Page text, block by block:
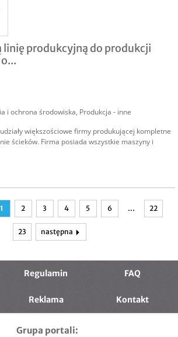
linię produkcyjną do produkcji
i ochrona środowiska, Produkcja - inne
większościowe firmy produkującej kompletne
ścieków. Firma posiada wszystkie maszyny i
1 2 3 4 5 6 … 22
23 następna
Regulamin FAQ
Reklama Kontakt
Grupa portali: